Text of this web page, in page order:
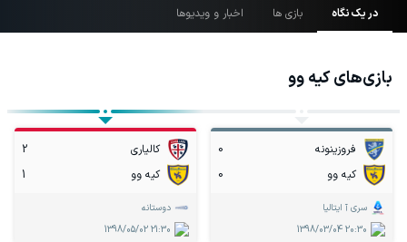
در یک نگاه بازی ها اخبار و ویدیوها
بازی‌هایکیه وو
فروزینونه
0
کیه وو
0
سری آ ایتالیا
1398/03/04 20:30
کالیاری
2
کیه وو
1
دوستانه
1398/05/02 21:30